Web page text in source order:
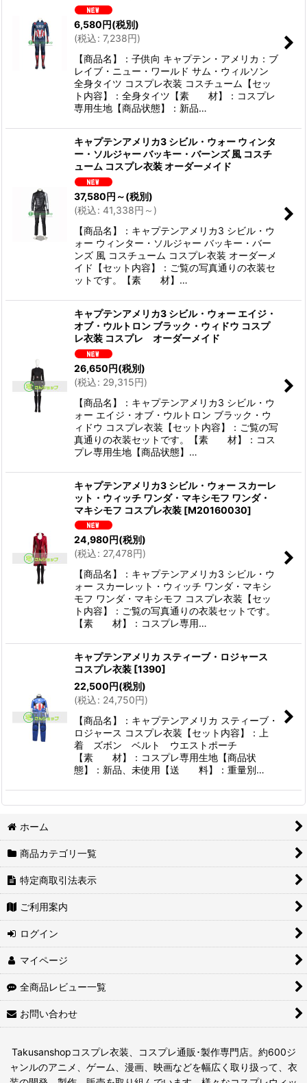
6,580円(税別)
(税込: 7,238円)
【商品名】：子供向 キャプテン・アメリカ：ブ
レイブ・ニュー・ワールド サム・ウィルソン
全身タイツ コスプレ衣装 コスチューム【セッ
ト内容】：全身タイツ【素 材】：コスプレ
専用生地【商品状態】：新品…
キャプテンアメリカ3 シビル・ウォー ウィンタ
ー・ソルジャー バッキー・バーンズ 風 コスチ
ューム コスプレ衣装 オーダーメイド
37,580円 ～(税別)
(税込: 41,338円 ～ )
【商品名】：キャプテンアメリカ3 シビル・ウ
ォー ウィンター・ソルジャー バッキー・バー
ンズ 風 コスチューム コスプレ衣装 オーダーメ
イド【セット内容】：ご覧の写真通りの衣装セ
ットです。【素 材】…
キャプテンアメリカ3 シビル・ウォー エイジ・
オブ・ウルトロン ブラック・ウィドウ コスプ
レ衣装 コスプレ オーダーメイド
26,650円(税別)
(税込: 29,315円)
【商品名】：キャプテンアメリカ3 シビル・ウ
ォー エイジ・オブ・ウルトロン ブラック・ウ
ィドウ コスプレ衣装【セット内容】：ご覧の写
真通りの衣装セットです。【素 材】：コス
プレ専用生地【商品状態】…
キャプテンアメリカ3 シビル・ウォー スカーレ
ット・ウィッチ ワンダ・マキシモフ ワンダ・
マキシモフ コスプレ衣装 [M20160030]
24,980円(税別)
(税込: 27,478円)
【商品名】：キャプテンアメリカ3 シビル・ウ
ォー スカーレット・ウィッチ ワンダ・マキシ
モフ ワンダ・マキシモフ コスプレ衣装【セッ
ト内容】：ご覧の写真通りの衣装セットです。
【素 材】：コスプレ専用…
キャプテンアメリカ スティーブ・ロジャース
コスプレ衣装 [1390]
22,500円(税別)
(税込: 24,750円)
【商品名】：キャプテンアメリカ スティーブ・
ロジャース コスプレ衣装【セット内容】：上
着 ズボン ベルト ウエストポーチ
【素 材】：コスプレ専用生地【商品状
態】：新品、未使用【送 料】：重量別…
ホーム
商品カテゴリ一覧
特定商取引法表示
ご利用案内
ログイン
マイページ
全商品レビュー一覧
お問い合わせ
Takusanshopコスプレ衣装、コスプレ通販･製作専門店。約600ジ
ャンルのアニメ、ゲーム、漫画、映画などを幅広く取り扱って、衣